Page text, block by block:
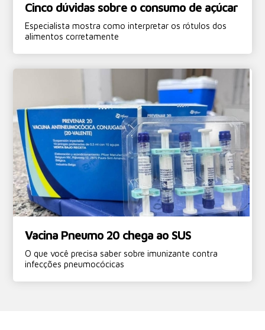
Cinco dúvidas sobre o consumo de açúcar
Especialista mostra como interpretar os rótulos dos
alimentos corretamente
Vacina Pneumo 20 chega ao SUS
O que você precisa saber sobre imunizante contra
infecções pneumocócicas